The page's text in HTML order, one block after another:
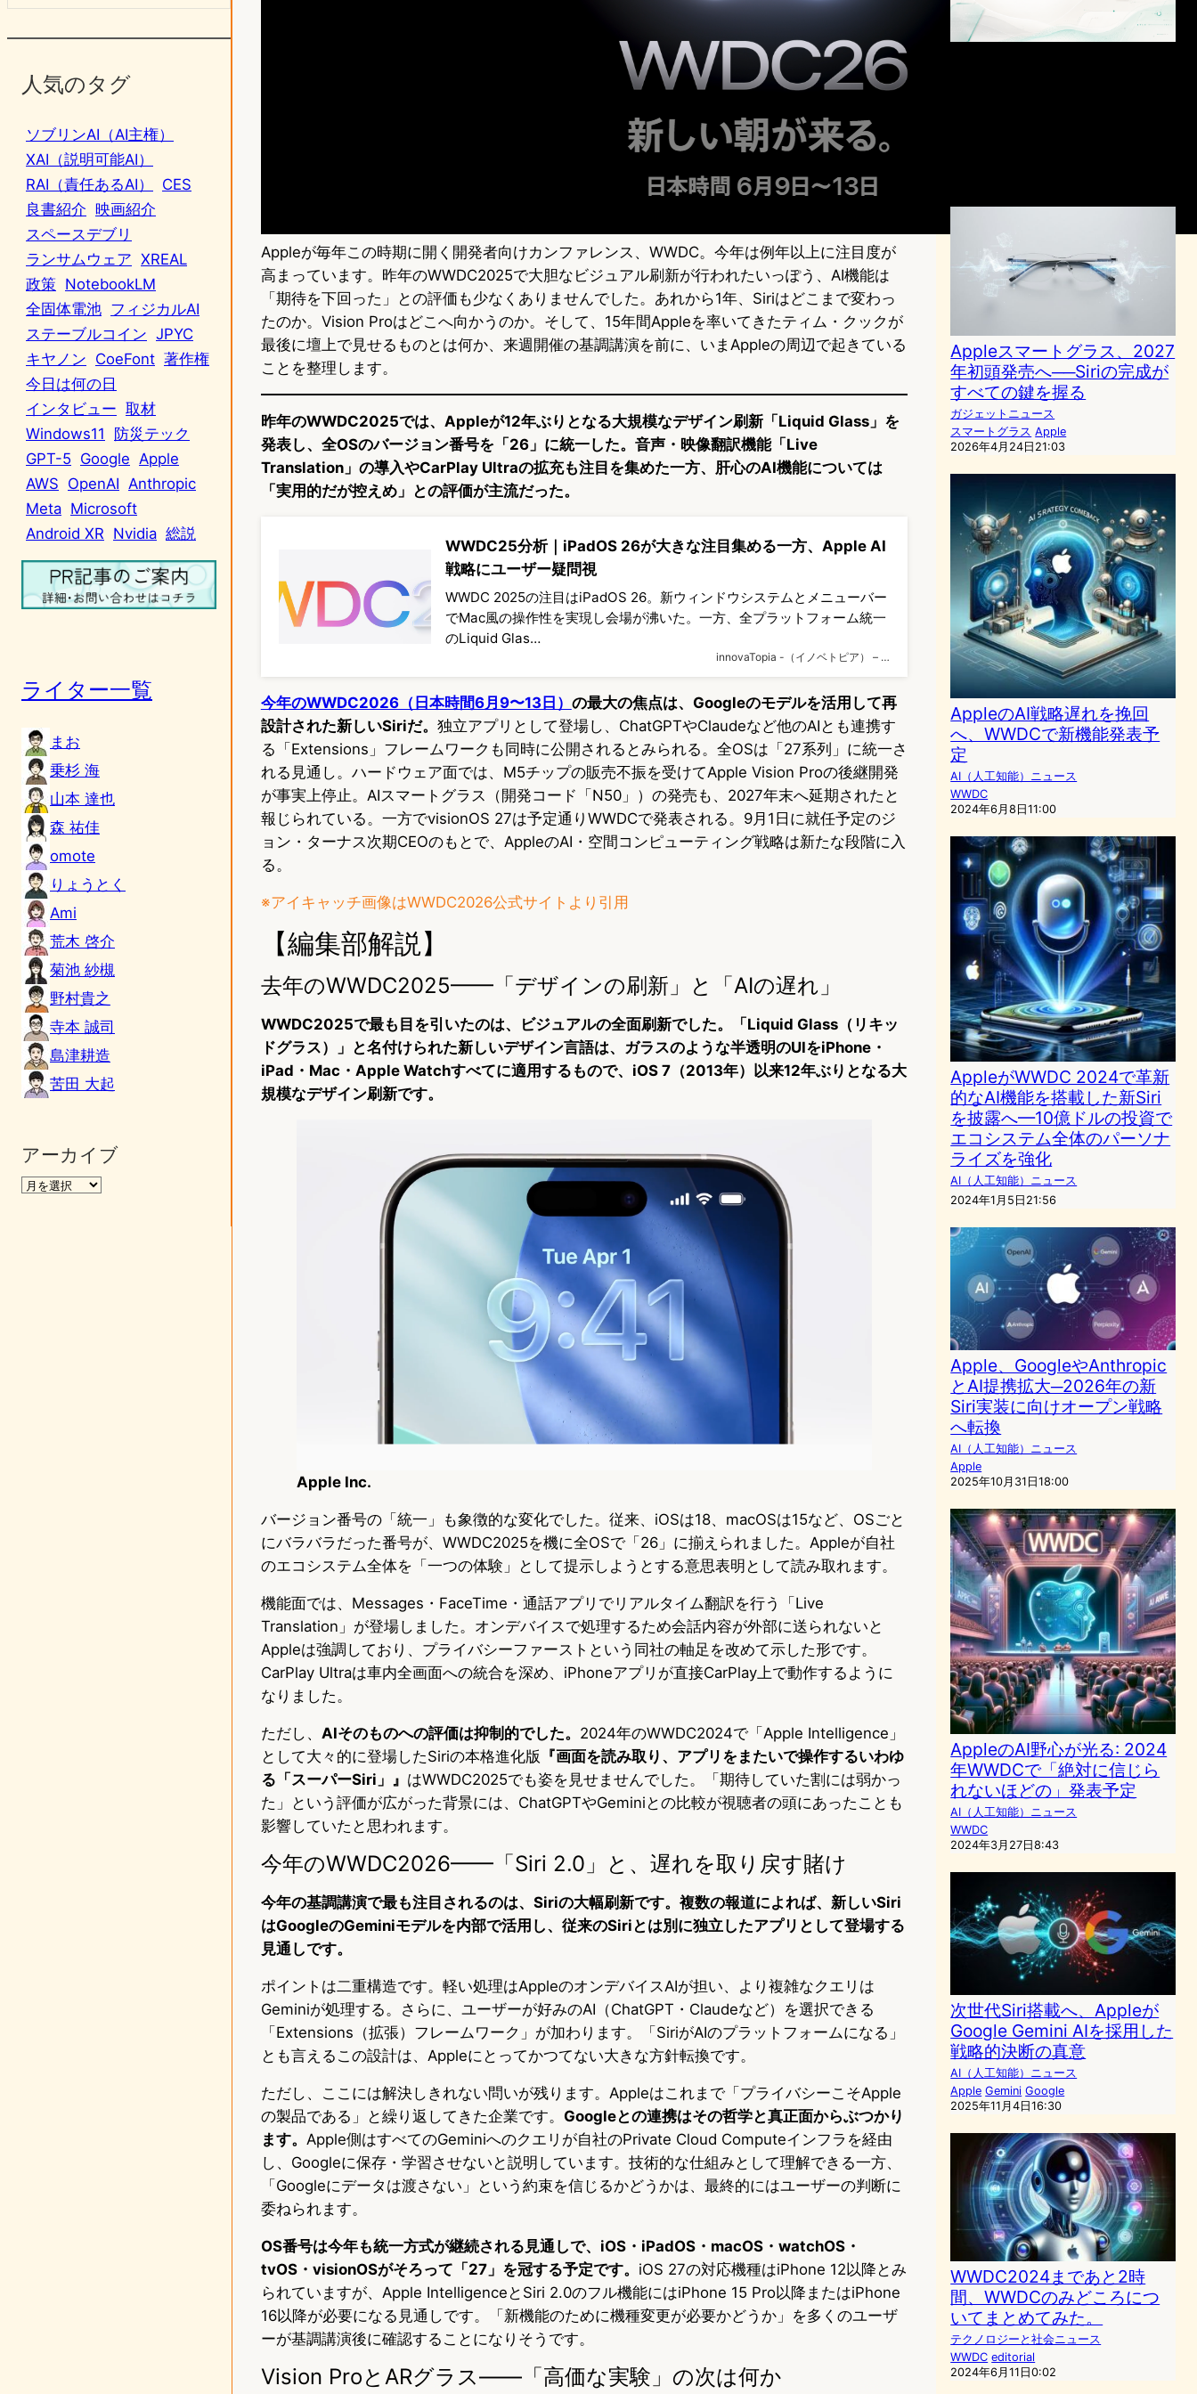
人気のタグ
ソブリンAI（AI主権）
XAI（説明可能AI）
RAI（責任あるAI）
CES
良書紹介 映画紹介
スペースデブリ
ランサムウェア XREAL
政策 NotebookLM
全固体電池 フィジカルAI
ステーブルコイン JPYC
キヤノン CoeFont 著作権
今日は何の日
インタビュー 取材
Windows11
防災テック
GPT-5 Google Apple
AWS OpenAI Anthropic
Meta Microsoft
Android XR Nvidia 総説
ライター一覧
まお
乗杉 海
山本 達也
森 祐佳
omote
りょうとく
Ami
荒木 啓介
菊池 紗槻
野村貴之
寺本 誠司
島津耕造
苦田 大起
アーカイブ
Appleが毎年この時期に開く開発者向けカンファレンス、WWDC。今年は例年以上に注目度が
高まっています。昨年のWWDC2025で大胆なビジュアル刷新が行われたいっぽう、AI機能は
「期待を下回った」との評価も少なくありませんでした。あれから1年、Siriはどこまで変わっ
たのか。Vision Proはどこへ向かうのか。そして、15年間Appleを率いてきたティム・クックが
最後に壇上で見せるものとは何か、来週開催の基調講演を前に、いまAppleの周辺で起きている
ことを整理します。
昨年のWWDC2025では、Appleが12年ぶりとなる大規模なデザイン刷新「Liquid Glass」を
発表し、全OSのバージョン番号を「26」に統一した。音声・映像翻訳機能「Live
Translation」の導入やCarPlay Ultraの拡充も注目を集めた一方、肝心のAI機能については
「実用的だが控えめ」との評価が主流だった。
WWDC25分析｜iPadOS 26が大きな注目集める一方、Apple AI
戦略にユーザー疑問視
WWDC 2025の注目はiPadOS 26。新ウィンドウシステムとメニューバー
でMac風の操作性を実現し会場が沸いた。一方、全プラットフォーム統一
のLiquid Glas…
innovaTopia -（イノベトピア） – …
今年のWWDC2026（日本時間6月9〜13日） の最大の焦点は、Googleのモデルを活用して再
設計された新しいSiriだ。 独立アプリとして登場し、ChatGPTやClaudeなど他のAIとも連携す
る「Extensions」フレームワークも同時に公開されるとみられる。全OSは「27系列」に統一さ
れる見通し。ハードウェア面では、M5チップの販売不振を受けてApple Vision Proの後継開発
が事実上停止。AIスマートグラス（開発コード「N50」）の発売も、2027年末へ延期されたと
報じられている。一方でvisionOS 27は予定通りWWDCで発表される。9月1日に就任予定のジ
ョン・ターナス次期CEOのもとで、AppleのAI・空間コンピューティング戦略は新たな段階に入
る。
※アイキャッチ画像はWWDC2026公式サイトより引用
【編集部解説】
去年のWWDC2025——「デザインの刷新」と「AIの遅れ」
WWDC2025で最も目を引いたのは、ビジュアルの全面刷新でした。「Liquid Glass（リキッ
ドグラス）」と名付けられた新しいデザイン言語は、ガラスのような半透明のUIをiPhone・
iPad・Mac・Apple Watchすべてに適用するもので、iOS 7（2013年）以来12年ぶりとなる大
規模なデザイン刷新です。
Apple Inc.
バージョン番号の「統一」も象徴的な変化でした。従来、iOSは18、macOSは15など、OSごと
にバラバラだった番号が、WWDC2025を機に全OSで「26」に揃えられました。Appleが自社
のエコシステム全体を「一つの体験」として提示しようとする意思表明として読み取れます。
機能面では、Messages・FaceTime・通話アプリでリアルタイム翻訳を行う「Live
Translation」が登場しました。オンデバイスで処理するため会話内容が外部に送られないと
Appleは強調しており、プライバシーファーストという同社の軸足を改めて示した形です。
CarPlay Ultraは車内全画面への統合を深め、iPhoneアプリが直接CarPlay上で動作するように
なりました。
ただし、 AIそのものへの評価は抑制的でした。 2024年のWWDC2024で「Apple Intelligence」
として大々的に登場したSiriの本格進化版 『画面を読み取り、アプリをまたいで操作するいわゆ
る「スーパーSiri」』 はWWDC2025でも姿を見せませんでした。「期待していた割には弱かっ
た」という評価が広がった背景には、ChatGPTやGeminiとの比較が視聴者の頭にあったことも
影響していたと思われます。
今年のWWDC2026——「Siri 2.0」と、遅れを取り戻す賭け
今年の基調講演で最も注目されるのは、Siriの大幅刷新です。複数の報道によれば、新しいSiri
はGoogleのGeminiモデルを内部で活用し、従来のSiriとは別に独立したアプリとして登場する
見通しです。
ポイントは二重構造です。軽い処理はAppleのオンデバイスAIが担い、より複雑なクエリは
Geminiが処理する。さらに、ユーザーが好みのAI（ChatGPT・Claudeなど）を選択できる
「Extensions（拡張）フレームワーク」が加わります。「SiriがAIのプラットフォームになる」
とも言えるこの設計は、Appleにとってかつてない大きな方針転換です。
ただし、ここには解決しきれない問いが残ります。Appleはこれまで「プライバシーこそApple
の製品である」と繰り返してきた企業です。 Googleとの連携はその哲学と真正面からぶつかり
ます。 Apple側はすべてのGeminiへのクエリが自社のPrivate Cloud Computeインフラを経由
し、Googleに保存・学習させないと説明しています。技術的な仕組みとして理解できる一方、
「Googleにデータは渡さない」という約束を信じるかどうかは、最終的にはユーザーの判断に
委ねられます。
OS番号は今年も統一方式が継続される見通しで、iOS・iPadOS・macOS・watchOS・
tvOS・visionOSがそろって「27」を冠する予定です。 iOS 27の対応機種はiPhone 12以降とみ
られていますが、Apple IntelligenceとSiri 2.0のフル機能にはiPhone 15 Pro以降またはiPhone
16以降が必要になる見通しです。「新機能のために機種変更が必要かどうか」を多くのユーザ
ーが基調講演後に確認することになりそうです。
Vision ProとARグラス——「高価な実験」の次は何か
Appleスマートグラス、2027
年初頭発売へ──Siriの完成が
すべての鍵を握る
ガジェットニュース
スマートグラス Apple
2026年4月24日21:03
AppleのAI戦略遅れを挽回
へ、WWDCで新機能発表予
定
AI（人工知能）ニュース
WWDC
2024年6月8日11:00
AppleがWWDC 2024で革新
的なAI機能を搭載した新Siri
を披露へ—10億ドルの投資で
エコシステム全体のパーソナ
ライズを強化
AI（人工知能）ニュース
2024年1月5日21:56
Apple、GoogleやAnthropic
とAI提携拡大─2026年の新
Siri実装に向けオープン戦略
へ転換
AI（人工知能）ニュース
Apple
2025年10月31日18:00
AppleのAI野心が光る: 2024
年WWDCで「絶対に信じら
れないほどの」発表予定
AI（人工知能）ニュース
WWDC
2024年3月27日8:43
次世代Siri搭載へ、Appleが
Google Gemini AIを採用した
戦略的決断の真意
AI（人工知能）ニュース
Apple Gemini Google
2025年11月4日16:30
WWDC2024まであと2時
間、WWDCのみどころにつ
いてまとめてみた。
テクノロジーと社会ニュース
WWDC editorial
2024年6月11日0:02